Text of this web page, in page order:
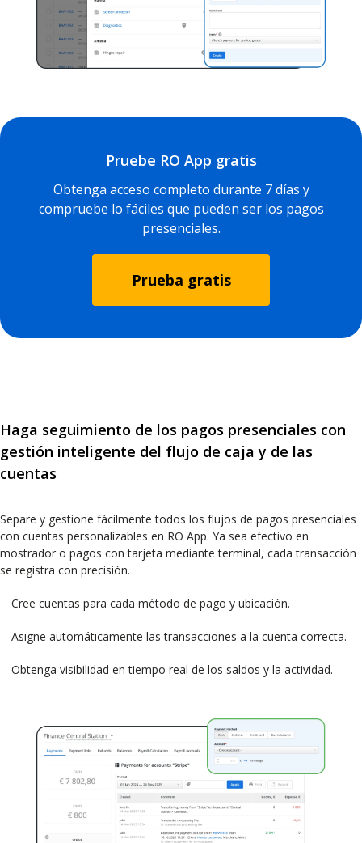
Pruebe RO App gratis
Obtenga acceso completo durante 7 días y
compruebe lo fáciles que pueden ser los pagos
presenciales.
Prueba gratis
Haga seguimiento de los pagos presenciales con
gestión inteligente del flujo de caja y de las
cuentas
Separe y gestione fácilmente todos los flujos de pagos presenciales
con cuentas personalizables en RO App. Ya sea efectivo en
mostrador o pagos con tarjeta mediante terminal, cada transacción
se registra con precisión.
Cree cuentas para cada método de pago y ubicación.
Asigne automáticamente las transacciones a la cuenta correcta.
Obtenga visibilidad en tiempo real de los saldos y la actividad.